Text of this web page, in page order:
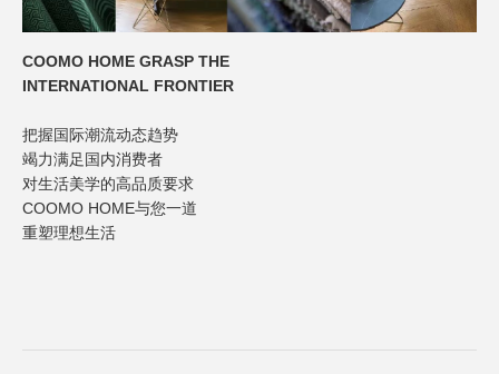
COOMO HOME GRASP THE
INTERNATIONAL FRONTIER
把握国际潮流动态趋势
竭力满足国内消费者
对生活美学的高品质要求
COOMO HOME与您一道
重塑理想生活